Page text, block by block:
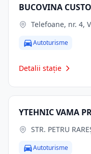
BUCOVINA
Telefoane, nr. 4,
Autoturisme
Detalii stație
YTEHNIC VAMA
STR. PETRU
Autoturisme